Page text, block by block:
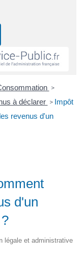
>
à déclarer > Impôt
revenus d'un
d'un
légale et administrative